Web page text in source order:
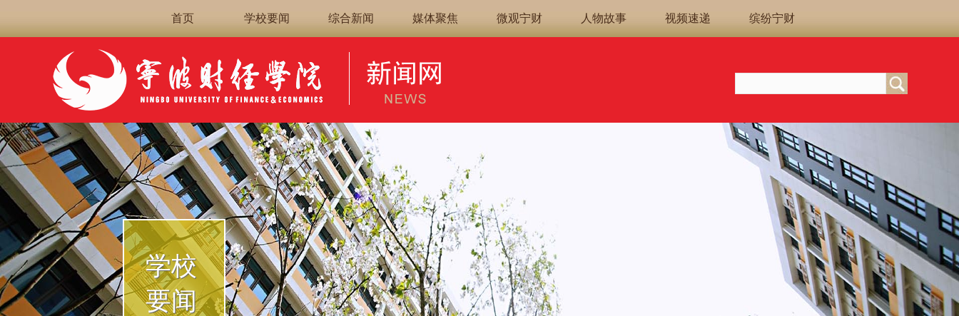
首页 学校要闻 综合新闻 媒体聚焦 微观宁财 人物故事 视频速递 缤纷宁财
学校
要闻